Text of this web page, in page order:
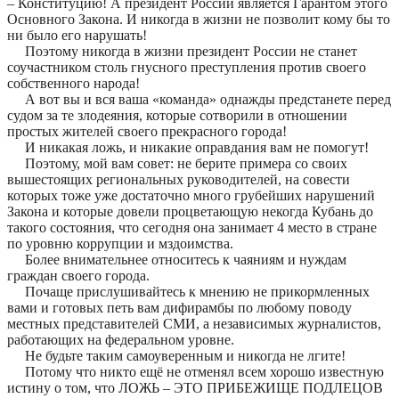
Основного Закона. И никогда в жизни не позволит кому бы то
ни было его нарушать!
Поэтому никогда в жизни президент России не станет
соучастником столь гнусного преступления против своего
собственного народа!
А вот вы и вся ваша «команда» однажды предстанете перед
судом за те злодеяния, которые сотворили в отношении
простых жителей своего прекрасного города!
И никакая ложь, и никакие оправдания вам не помогут!
Поэтому, мой вам совет: не берите примера со своих
вышестоящих региональных руководителей, на совести
которых тоже уже достаточно много грубейших нарушений
Закона и которые довели процветающую некогда Кубань до
такого состояния, что сегодня она занимает 4 место в стране
по уровню коррупции и мздоимства.
Более внимательнее относитесь к чаяниям и нуждам
граждан своего города.
Почаще прислушивайтесь к мнению не прикормленных
вами и готовых петь вам дифирамбы по любому поводу
местных представителей СМИ, а независимых журналистов,
работающих на федеральном уровне.
Не будьте таким самоуверенным и никогда не лгите!
Потому что никто ещё не отменял всем хорошо известную
истину о том, что ЛОЖЬ – ЭТО ПРИБЕЖИЩЕ ПОДЛЕЦОВ